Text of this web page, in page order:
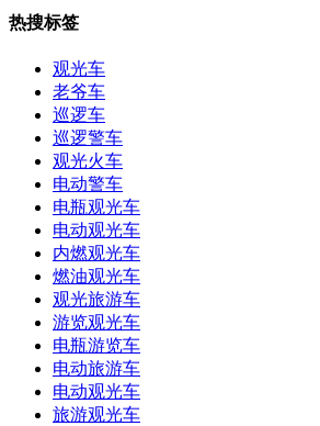
热搜标签
观光车
老爷车
巡逻车
巡逻警车
观光火车
电动警车
电瓶观光车
电动观光车
内燃观光车
燃油观光车
观光旅游车
游览观光车
电瓶游览车
电动旅游车
电动观光车
旅游观光车